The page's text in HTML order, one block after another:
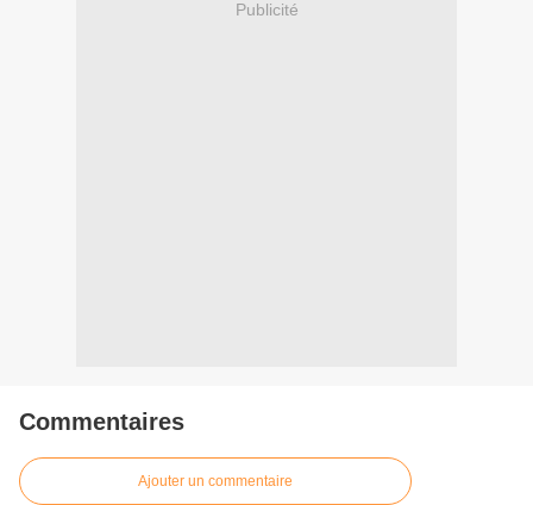
Publicité
Commentaires
Ajouter un commentaire